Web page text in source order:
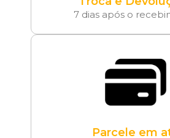
7 dias após o
Parcele em